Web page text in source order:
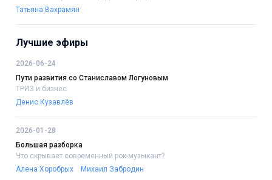
Татьяна Вахрамян
Лучшие эфиры
2026-06-24
Пути развития со Станиславом Логуновым
ТРИЗ и бизнес
Денис Кузавлёв
2026-01-28
Большая разборка
Что скрывает современный рок-музыкант?
Алена Хоробрых
Михаил Забродин